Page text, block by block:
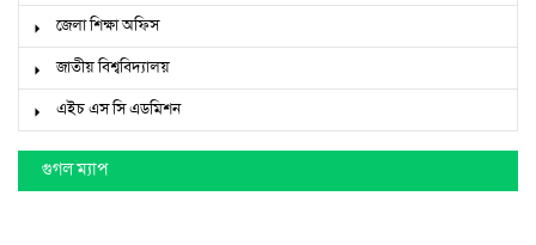
জেলা শিক্ষা অফিস
জাতীয় বিশ্ববিদ্যালয়
এইচ এস সি এডমিশন
গুগল ম্যাপ